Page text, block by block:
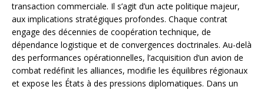
transaction commerciale. Il s’agit d’un acte politique majeur,
aux implications stratégiques profondes. Chaque contrat
engage des décennies de coopération technique, de
dépendance logistique et de convergences doctrinales. Au-delà
des performances opérationnelles, l’acquisition d’un avion de
combat redéfinit les alliances, modifie les équilibres régionaux
et expose les États à des pressions diplomatiques. Dans un